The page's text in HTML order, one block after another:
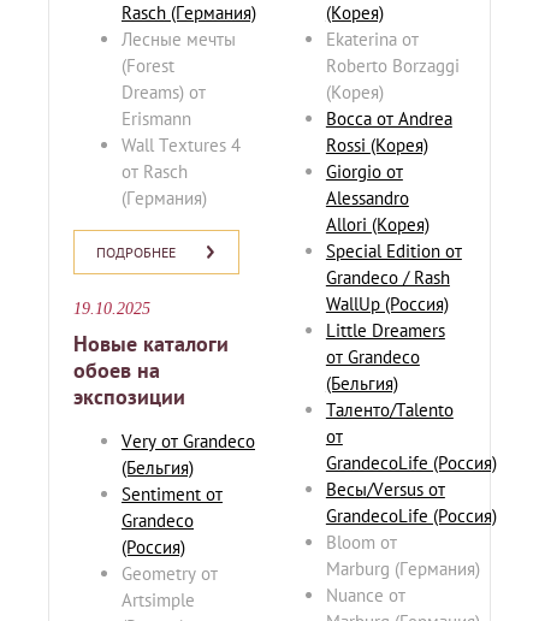
Rasch (Германия)
Лесные мечты
(Forest
Dreams) от
Erismann
Wall Textures 4
от Rasch
(Германия)
ПОДРОБНЕЕ
(Корея)
Ekaterina от
Roberto Borzaggi
(Корея)
Bocca от Andrea
Rossi (Корея)
Giorgio от
Alessandro
Allori (Корея)
Special Edition от
Grandeco / Rash
WallUp (Россия)
Little Dreamers
от Grandeco
(Бельгия)
Таленто/Talento
от
GrandecoLife (Россия)
Весы/Versus от
GrandecoLife (Россия)
Bloom от
Marburg (Германия)
Nuance от
19.10.2025
Новые каталоги
обоев на
экспозиции
Very от Grandeco
(Бельгия)
Sentiment от
Grandeco
(Россия)
Geometry от
Artsimple